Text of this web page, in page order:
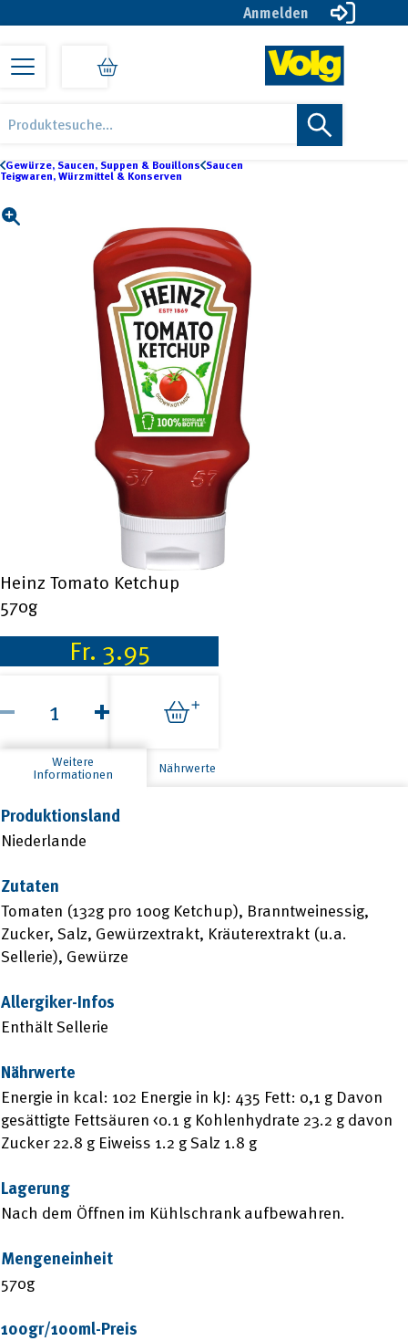
springen
springen
springen
Anmelden
search
online
Shop
online
Gewürze, Saucen, Suppen & Bouillons Saucen
Teigwaren, Würzmittel & Konserven
Heinz Tomato Ketchup
570g
Fr. 3.95
Ketchup
Menge Weitere
Informationen Nährwerte
Produktionsland
Niederlande
Zutaten
Tomaten (132g pro 100g Ketchup), Branntweinessig,
Zucker, Salz, Gewürzextrakt, Kräuterextrakt (u.a.
Sellerie), Gewürze
Allergiker-Infos
Enthält Sellerie
Nährwerte
Energie in kcal: 102 Energie in kJ: 435 Fett: 0,1 g Davon
gesättigte Fettsäuren <0.1 g Kohlenhydrate 23.2 g davon
Zucker 22.8 g Eiweiss 1.2 g Salz 1.8 g
Lagerung
Nach dem Öffnen im Kühlschrank aufbewahren.
Mengeneinheit
570g
100gr/100ml-Preis